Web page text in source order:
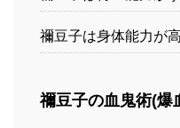
禰豆子は身体能力が
禰豆子の血鬼術(爆